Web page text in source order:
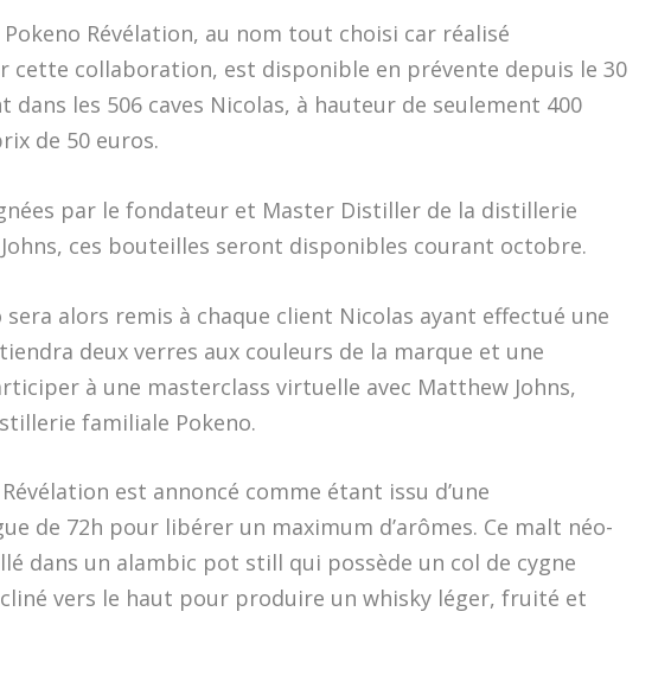
Révélation, au nom tout choisi car réalisé
cette collaboration, est disponible en prévente depuis le 30
dans les 506 caves Nicolas, à hauteur de seulement 400
de 50 euros.
par le fondateur et Master Distiller de la distillerie
ces bouteilles seront disponibles courant octobre.
alors remis à chaque client Nicolas ayant effectué une
deux verres aux couleurs de la marque et une
à une masterclass virtuelle avec Matthew Johns,
familiale Pokeno.
est annoncé comme étant issu d’une
de 72h pour libérer un maximum d’arômes. Ce malt néo-
dans un alambic pot still qui possède un col de cygne
vers le haut pour produire un whisky léger, fruité et